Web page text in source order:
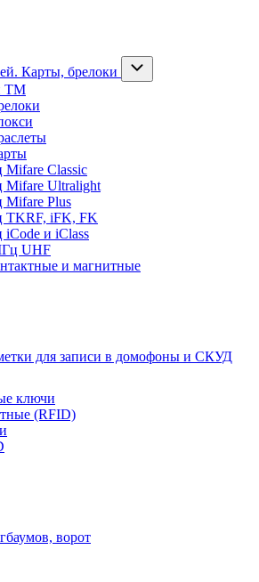
Карты, брелоки
ТМ
Classic
Mifare Ultralight
Plus
TKRF, iFK, FK
и iClass
UHF
и магнитные
для записи в домофоны и СКУД
ключи
(RFID)
ворот